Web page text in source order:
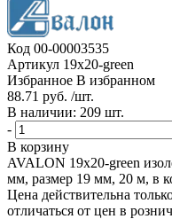
Код 00-00003535
Артикул 19x20-green
Избранное В избранном
88.71 руб. /шт.
В наличии: 209 шт.
-
В корзину
AVALON 19x20-green
мм, размер 19 мм, 20 м, в
Цена действительна
отличаться от цен в